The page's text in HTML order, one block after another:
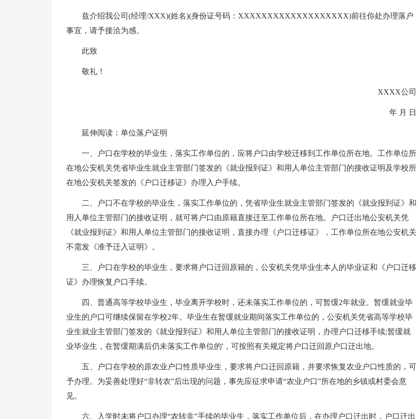
兹介绍我公司(经理/XXX)(姓名)(身份证号码：XXXXXXXXXXXXXXXXXXX)前往你处办理落户
事宜，请予接洽为感。
此致
敬礼！
XXXX公司
年 月 日
延伸阅读：单位落户证明
一、户口在学校的毕业生，落实工作单位的，应将户口由学校迁移到工作单位所在地。工作单位所
在地公安机关凭省毕业生就业主管部门签发的《就业报到证》和用人单位主管部门的接收证明及学校所
在地公安机关签发的《户口迁移证》办理入户手续。
二、户口不在学校的毕业生，落实工作单位的，凭省毕业生就业主管部门签发的《就业报到证》和
用人单位主管部门的接收证明，就可将户口由原籍直接迁至工作单位所在地。户口迁出地公安机关凭
《就业报到证》和用人单位主管部门的接收证明，直接办理《户口迁移证》，工作单位所在地公安机关
不需发《准予迁入证明》。
三、户口在学校的毕业生，要求将户口迁回原籍的，公安机关凭毕业生本人的毕业证和《户口迁移
证》办理恢复户口手续。
四、普通高等学校毕业生，毕业离开学校时，还未落实工作单位的，可暂缓2年就业。暂缓就业毕
业生的户口可继续保留在学校2年。毕业生在暂缓就业期间落实工作单位的，公安机关凭省高等学校毕
业生就业主管部门签发的《就业报到证》和用人单位主管部门的接收证明，办理户口迁移手续;暂缓就
业毕业生，在暂缓期满后仍未落实工作单位的'，可按照有关规定将户口迁回原户口迁出地。
五、户口在学校的原农业户口性质毕业生，要求将户口迁回原籍，并要求恢复农业户口性质的，可
予办理。为妥善处理好“非转农”后出现的问题，事先应征求申请“农业户口”所在地的乡镇或村委会意
见。
六、入学时未将户口办理“农转非”手续的毕业生，落实工作单位后，在办理户口迁出时，户口迁出